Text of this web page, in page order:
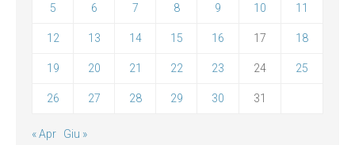
5 6 7 8 9 10 11
12 13 14 15 16 17 18
19 20 21 22 23 24 25
26 27 28 29 30 31
« Apr Giu »